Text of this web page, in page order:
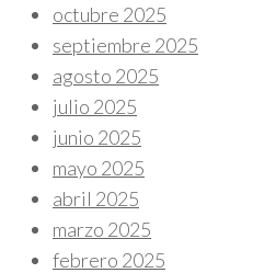
octubre 2025
septiembre 2025
agosto 2025
julio 2025
junio 2025
mayo 2025
abril 2025
marzo 2025
febrero 2025